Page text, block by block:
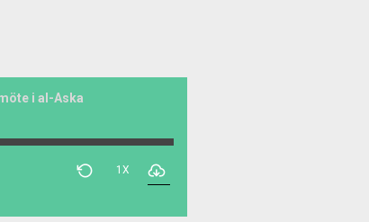
i al-Aska
1X